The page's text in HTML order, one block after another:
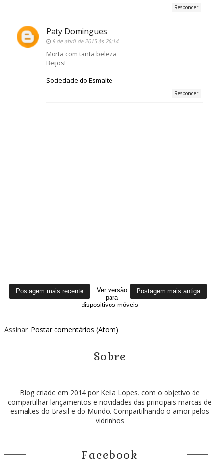
Responder
Paty Domingues
9 de abril de 2015 às 20:14
Morta com tanta beleza
Beijos!
Sociedade do Esmalte
Responder
Postagem mais recente Postagem mais antiga
Ver versão
para
dispositivos móveis
Assinar: Postar comentários (Atom)
Sobre
Blog criado em 2014 por Keila Lopes, com o objetivo de
compartilhar lançamentos e novidades das principais marcas de
esmaltes do Brasil e do Mundo. Compartilhando o amor pelos
vidrinhos
Facebook